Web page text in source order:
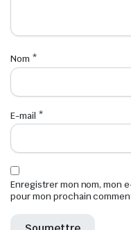
Nom *
E-mail *
Enregistrer mon nom, mon
pour mon prochain